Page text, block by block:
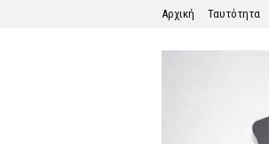
Αρχική Ταυτότητα